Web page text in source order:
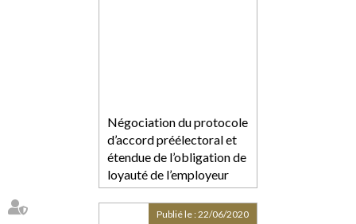
Négociation du protocole
d’accord préélectoral et
étendue de l’obligation de
loyauté de l’employeur
Publié le :22/06/2020